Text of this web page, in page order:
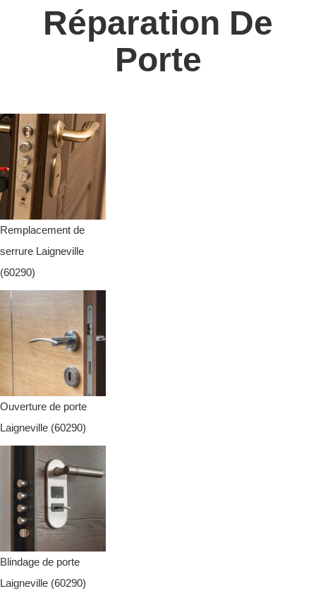
Réparation De
Porte
Remplacement de
serrure Laigneville
(60290)
Ouverture de porte
Laigneville (60290)
Blindage de porte
Laigneville (60290)